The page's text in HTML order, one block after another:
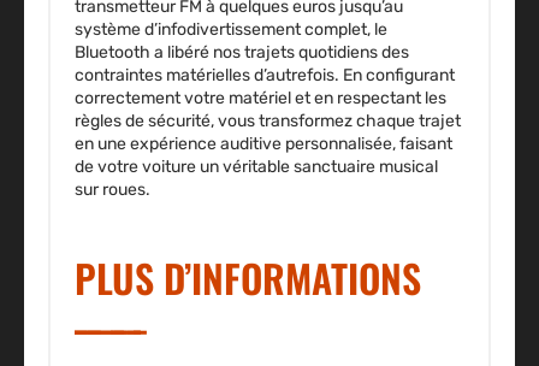
transmetteur FM à quelques euros jusqu’au
système d’infodivertissement complet, le
Bluetooth a libéré nos trajets quotidiens des
contraintes matérielles d’autrefois. En configurant
correctement votre matériel et en respectant les
règles de sécurité, vous transformez chaque trajet
en une expérience auditive personnalisée, faisant
de votre voiture un véritable sanctuaire musical
sur roues.
PLUS D’INFORMATIONS